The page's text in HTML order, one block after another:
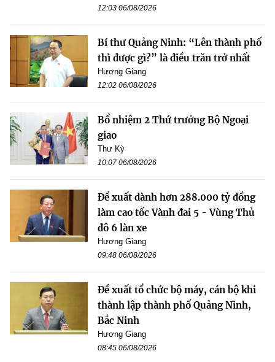
12:03 06/08/2026
Bí thư Quảng Ninh: “Lên thành phố
thì được gì?” là điều trăn trở nhất
Hương Giang
12:02 06/08/2026
Bổ nhiệm 2 Thứ trưởng Bộ Ngoại
giao
Thư Kỳ
10:07 06/08/2026
Đề xuất dành hơn 288.000 tỷ đồng
làm cao tốc Vành đai 5 - Vùng Thủ
đô 6 làn xe
Hương Giang
09:48 06/08/2026
Đề xuất tổ chức bộ máy, cán bộ khi
thành lập thành phố Quảng Ninh,
Bắc Ninh
Hương Giang
08:45 06/08/2026